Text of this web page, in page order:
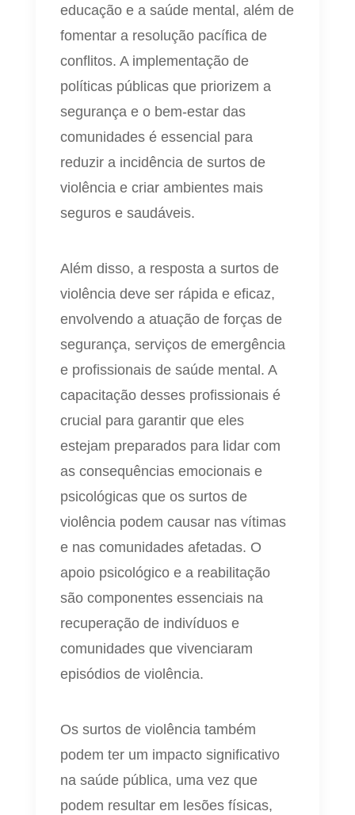
educação e a saúde mental, além de
fomentar a resolução pacífica de
conflitos. A implementação de
políticas públicas que priorizem a
segurança e o bem-estar das
comunidades é essencial para
reduzir a incidência de surtos de
violência e criar ambientes mais
seguros e saudáveis.
Além disso, a resposta a surtos de
violência deve ser rápida e eficaz,
envolvendo a atuação de forças de
segurança, serviços de emergência
e profissionais de saúde mental. A
capacitação desses profissionais é
crucial para garantir que eles
estejam preparados para lidar com
as consequências emocionais e
psicológicas que os surtos de
violência podem causar nas vítimas
e nas comunidades afetadas. O
apoio psicológico e a reabilitação
são componentes essenciais na
recuperação de indivíduos e
comunidades que vivenciaram
episódios de violência.
Os surtos de violência também
podem ter um impacto significativo
na saúde pública, uma vez que
podem resultar em lesões físicas,